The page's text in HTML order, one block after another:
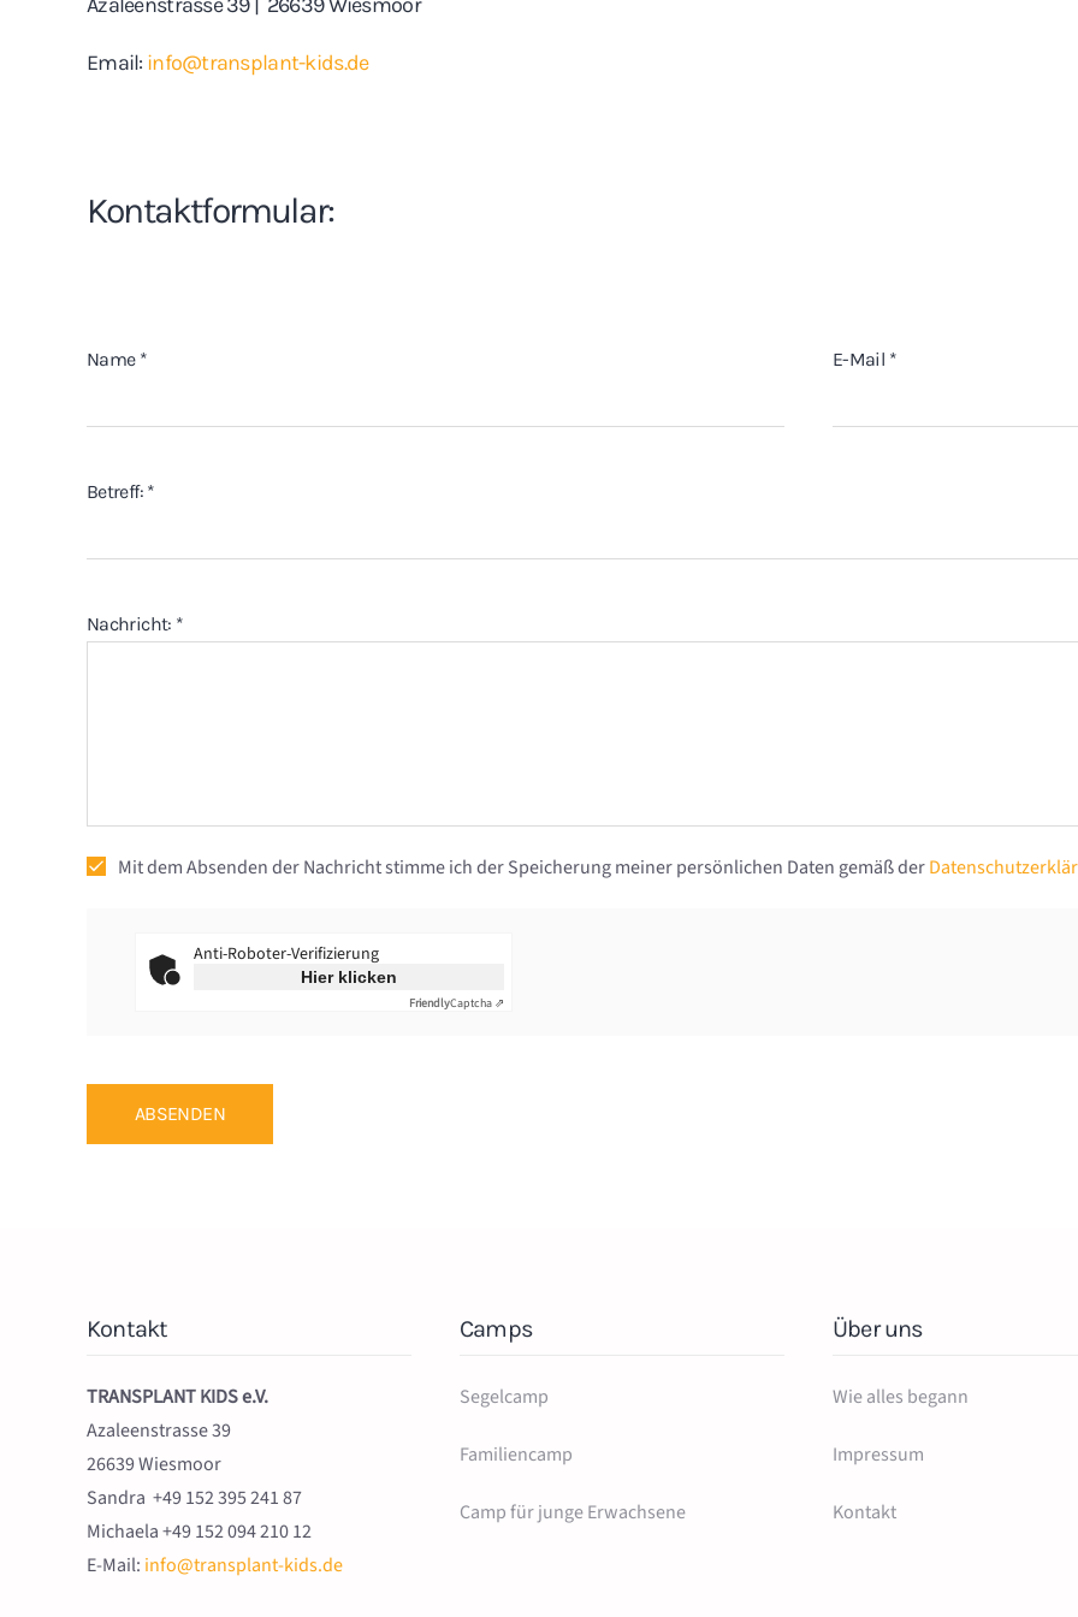
Email: info@transplant-kids.de
Kontaktformular:
Name * E-Mail *
Betreff: *
Nachricht: *
Mit dem Absenden der Nachricht stimme ich der Speicherung meiner persönlichen Daten gemäß der
Anti-Roboter-Verifizierung
Hier klicken
FriendlyCaptcha ⇗
ABSENDEN
Kontakt
TRANSPLANT KIDS e.V.
Azaleenstrasse 39
26639 Wiesmoor
Sandra +49 152 395 241 87
Michaela +49 152 094 210 12
E-Mail: info@transplant-kids.de
Camps
Segelcamp
Familiencamp
Camp für junge Erwachsene
Über uns
Wie alles begann
Impressum
Kontakt